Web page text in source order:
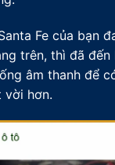
Fe của bạn
trên, thì đã đến
âm thanh để
vời hơn.